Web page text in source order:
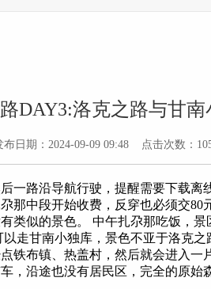
DAY3:洛克之路与甘南
布日期：2024-09-09 09:48 点击次数：
一路沿导航行驶，提醒需要下载离
那中段开始收费，反穿也必须交
类似的景色。 中午扎尕那吃饭，
走甘南小独库，景色不亚于洛克
铁布镇、热盖村，然后就会进入
，沿途也没有居民区，完全的原始